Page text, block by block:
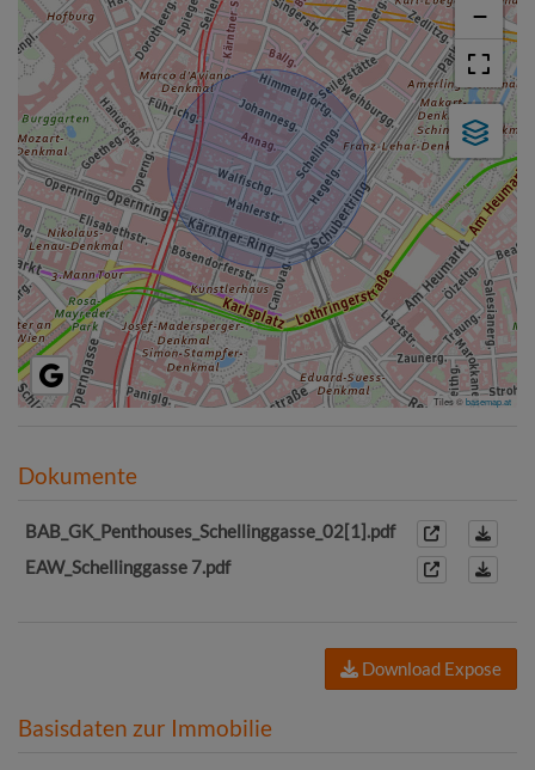
−
Tiles ©basemap.at
Dokumente
BAB_GK_Penthouses_Schellinggasse_02[1].pdf
EAW_Schellinggasse 7.pdf
Download Expose
Basisdaten zur Immobilie